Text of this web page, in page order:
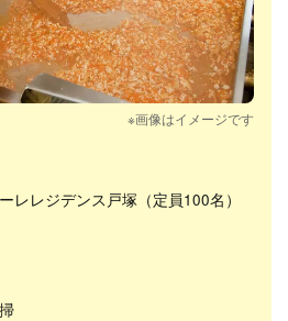
※画像はイメージです
レレジデンス戸塚（定員100名）